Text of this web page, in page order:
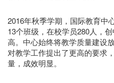
2016年秋季学期，国际教育中
13个班级，在校学员280人，
高。中心始终将教学质量建设
对教学工作提出了更高的要求
量，成效明显。